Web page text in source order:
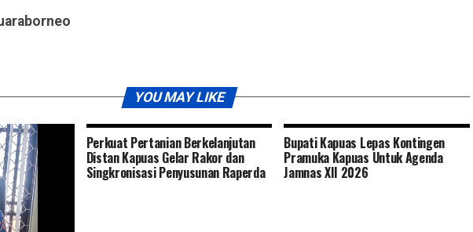
YOU MAY LIKE
Perkuat Pertanian Berkelanjutan
Distan Kapuas Gelar Rakor dan
Singkronisasi Penyusunan Raperda
Bupati Kapuas Lepas Kontingen
Pramuka Kapuas Untuk Agenda
Jamnas XII 2026